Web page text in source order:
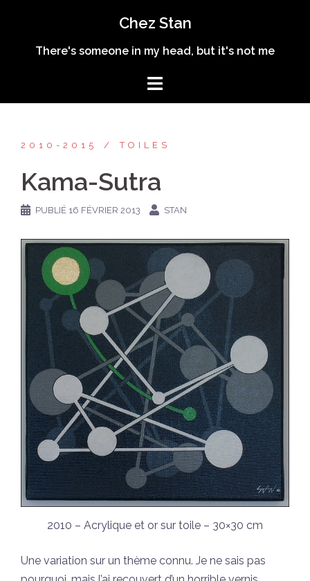
contenu
Chez Stan
There's someone in my head, but it's not me
2010-2015 TOILES
Kama-Sutra
PUBLIÉ 16 FÉVRIER 2013 STAN
2010 – Acrylique et or sur toile – 30×30 cm
Une variation sur un thème connu. Je ne sais pas